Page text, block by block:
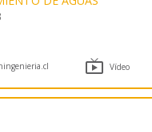
 Vídeo